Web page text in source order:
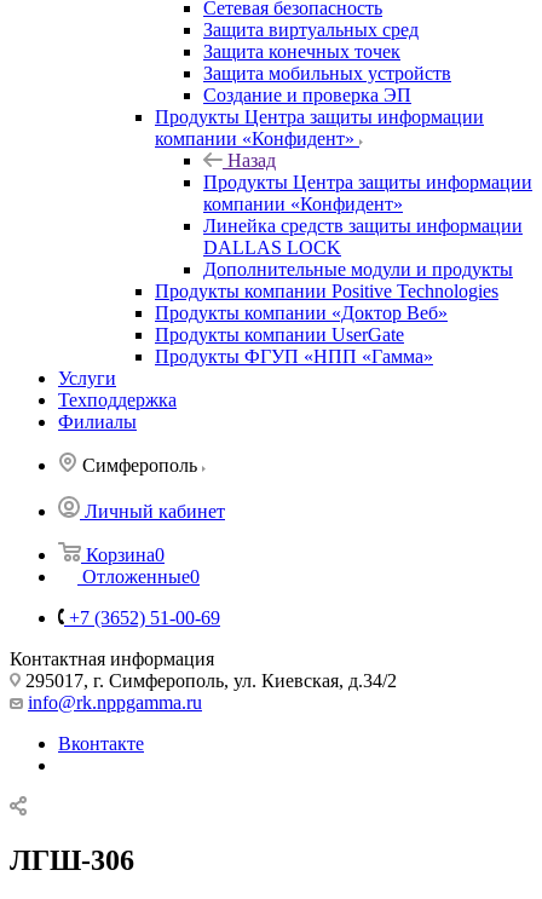
Сетевая безопасность
Защита виртуальных сред
Защита конечных точек
Защита мобильных устройств
Создание и проверка ЭП
Продукты Центра защиты информации
компании «Конфидент»
Назад
Продукты Центра защиты информации
компании «Конфидент»
Линейка средств защиты информации
DALLAS LOCK
Дополнительные модули и продукты
Продукты компании Positive Technologies
Продукты компании «Доктор Веб»
Продукты компании UserGate
Продукты ФГУП «НПП «Гамма»
Услуги
Техподдержка
Филиалы
Симферополь
Личный кабинет
Корзина0
Отложенные0
+7 (3652) 51-00-69
Контактная информация
295017, г. Симферополь, ул. Киевская, д.34/2
info@rk.nppgamma.ru
Вконтакте
ЛГШ-306